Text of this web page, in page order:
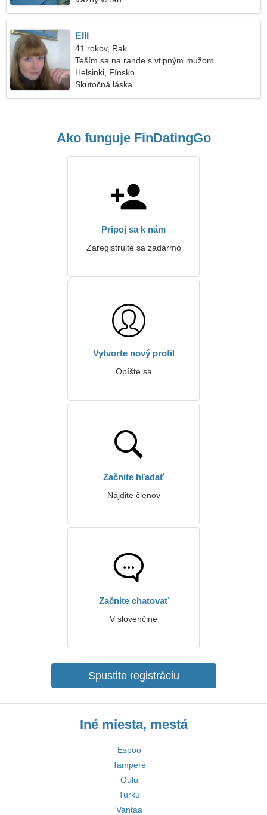
Elli
41 rokov, Rak
Teším sa na rande s vtipným mužom
Helsinki, Fínsko
Skutočná láska
Ako funguje FinDatingGo
Pripoj sa k nám
Zaregistrujte sa zadarmo
Vytvorte nový profil
Opíšte sa
Začnite hľadať
Nájdite členov
Začnite chatovať
V slovenčine
Spustite registráciu
Iné miesta, mestá
Espoo
Tampere
Oulu
Turku
Vantaa